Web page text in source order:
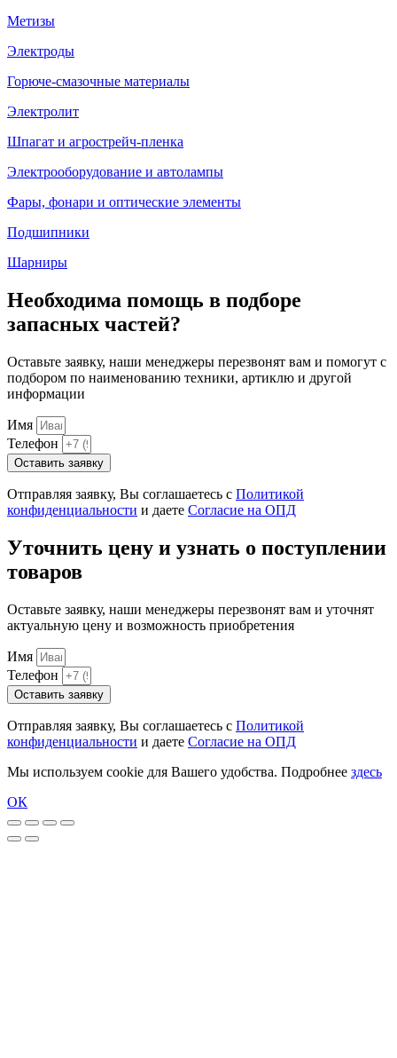
Метизы
Электроды
Горюче-смазочные материалы
Электролит
Шпагат и агрострейч-пленка
Электрооборудование и автолампы
Фары, фонари и оптические элементы
Подшипники
Шарниры
Необходима помощь в подборе
запасных частей?
Оставьте заявку, наши менеджеры перезвонят вам и помогут с
подбором по наименованию техники, артиклю и другой
информации
Имя
Телефон
Оставить заявку
Отправляя заявку, Вы соглашаетесь с Политикой
конфиденциальности и даете Согласие на ОПД
Уточнить цену и узнать о поступлении
товаров
Оставьте заявку, наши менеджеры перезвонят вам и уточнят
актуальную цену и возможность приобретения
Имя
Телефон
Оставить заявку
Отправляя заявку, Вы соглашаетесь с Политикой
конфиденциальности и даете Согласие на ОПД
Мы используем cookie для Вашего удобства. Подробнее здесь
ОК